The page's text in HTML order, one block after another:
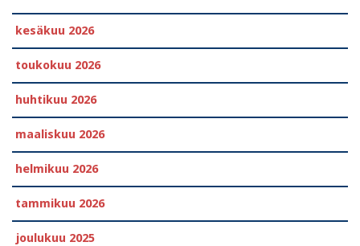
kesäkuu 2026
toukokuu 2026
huhtikuu 2026
maaliskuu 2026
helmikuu 2026
tammikuu 2026
joulukuu 2025